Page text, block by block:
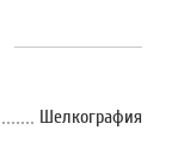
Шелкография